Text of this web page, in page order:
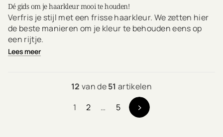
Dé gids om je haarkleur mooi te houden!
Verfris je stijl met een frisse haarkleur. We zetten hier
de beste manieren om je kleur te behouden eens op
een rijtje.
Lees meer
12 van de51 artikelen
1
2 … 5